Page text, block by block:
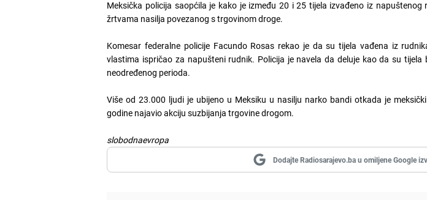
Meksička policija saopćila je kako je između 20 i 25 tijela izvađeno iz
žrtvama nasilja povezanog s trgovinom droge.
Komesar federalne policije Facundo Rosas rekao je da su tijela vađena iz
vlastima ispričao za napušteni rudnik. Policija je navela da deluje kao da su
neodređenog perioda.
Više od 23.000 ljudi je ubijeno u Meksiku u nasilju narko bandi otkada je
godine najavio akciju suzbijanja trgovine drogom.
slobodnaevropa
Dodajte Radiosarajevo.ba u omiljene Google